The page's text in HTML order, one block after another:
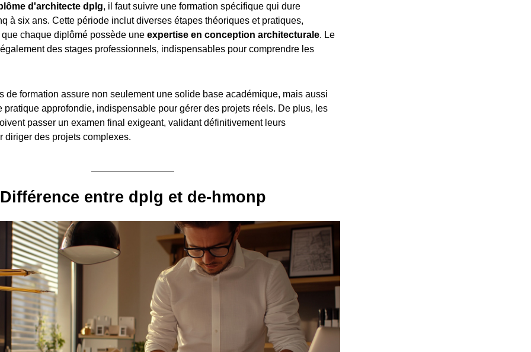
d'architecte dplg, il faut suivre une formation spécifique qui dure
à six ans. Cette période inclut diverses étapes théoriques et pratiques,
chaque diplômé possède une expertise en conception architecturale. Le
des stages professionnels, indispensables pour comprendre les
de formation assure non seulement une solide base académique, mais aussi
pratique approfondie, indispensable pour gérer des projets réels. De plus, les
passer un examen final exigeant, validant définitivement leurs
diriger des projets complexes.
Différence entre dplg et de-hmonp